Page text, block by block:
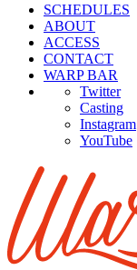
SCHEDULES
ABOUT
ACCESS
CONTACT
WARP BAR
Twitter
Casting
Instagram
YouTube